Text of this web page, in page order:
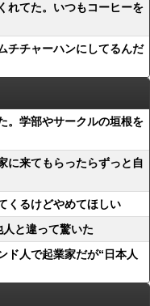
れてた。いつもコーヒーを
チチャーハンにしてるんだ
。学部やサークルの垣根を
に来てもらったらずっと自
くるけどやめてほしい
人と違って驚いた
ド人で起業家だが“日本人